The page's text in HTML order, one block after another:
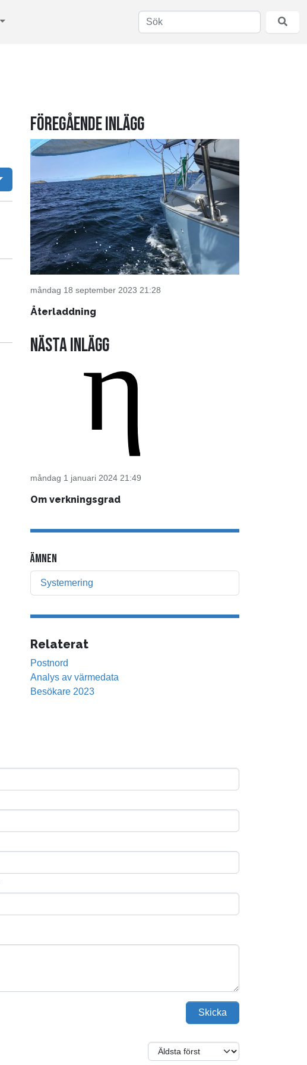
Föregående inlägg
måndag 18 september 2023 21:28
Återladdning
Nästa inlägg
måndag 1 januari 2024 21:49
Om verkningsgrad
ÄMNEN
Systemering
Relaterat
Postnord
Analys av värmedata
Besökare 2023
Skicka